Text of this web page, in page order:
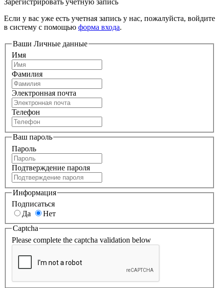
Если у вас уже есть учетная запись у нас, пожалуйста, войдите
в систему с помощью форма входа.
Ваши Личные данные
Имя
Фамилия
Электронная почта
Телефон
Ваш пароль
Пароль
Подтверждение пароля
Информация
Подписаться
Да
Нет
Captcha
Please complete the captcha validation below